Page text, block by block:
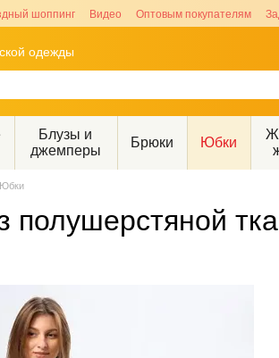
шоппинг Видео Оптовым покупателям
одежды
Блузы и
джемперы
Брюки Юбки
Юбки
полушерстяной